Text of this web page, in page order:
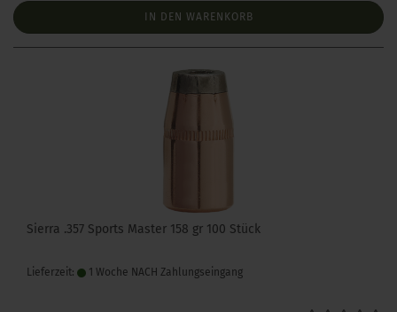
IN DEN WARENKORB
Sierra .357 Sports Master 158 gr 100 Stück
Lieferzeit: 1 Woche NACH Zahlungseingang